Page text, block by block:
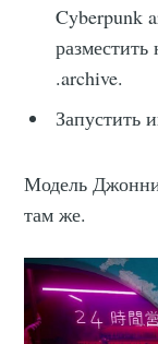
Cyberpunk
.archive.
Запустить
Модель
там же.